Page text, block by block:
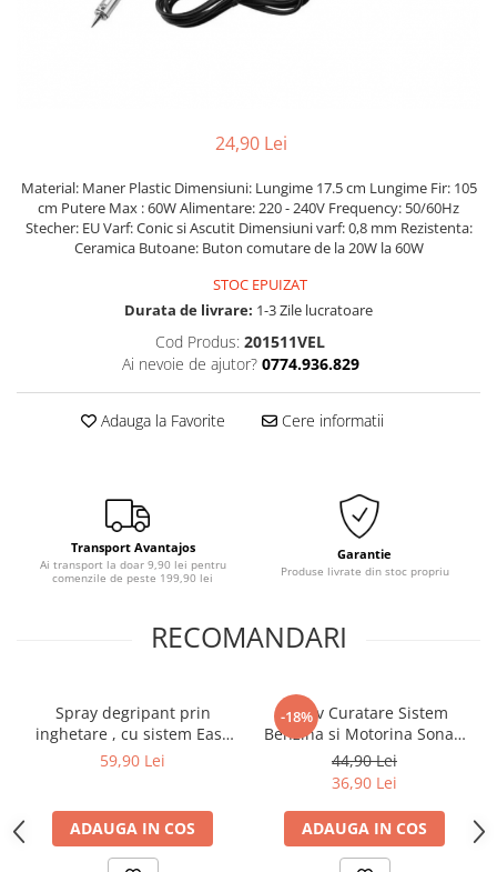
Organizatoare auto
Tratament Hidrofob
24,90 Lei
Material: Maner Plastic Dimensiuni: Lungime 17.5 cm Lungime Fir: 105
cm Putere Max : 60W Alimentare: 220 - 240V Frequency: 50/60Hz
Stecher: EU Varf: Conic si Ascutit Dimensiuni varf: 0,8 mm Rezistenta:
Ceramica Butoane: Buton comutare de la 20W la 60W
STOC EPUIZAT
Durata de livrare: 1-3 Zile lucratoare
Cod Produs: 201511VEL
Ai nevoie de ajutor? 0774.936.829
Adauga la Favorite Cere informatii
Transport Avantajos
Ai transport la doar 9,90 lei pentru
comenzile de peste 199,90 lei
Garantie
Produse livrate din stoc propriu
RECOMANDARI
Spray degripant prin
inghetare , cu sistem Easy
Spray Sonax, 400 ml
59,90 Lei
ADAUGA IN COS
-18%
Aditiv Curatare Sistem
Benzina si Motorina Sonax,
250ml
44,90 Lei
36,90 Lei
ADAUGA IN COS